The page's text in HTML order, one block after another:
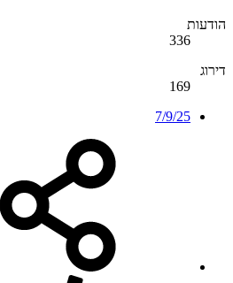
הודעות
336
דירוג
169
7/9/25